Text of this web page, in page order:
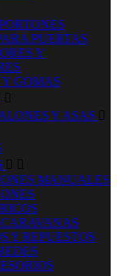
PUERTAS
Y
GOMAS

Y ASAS 
 
MANUALES
Y REPUESTOS